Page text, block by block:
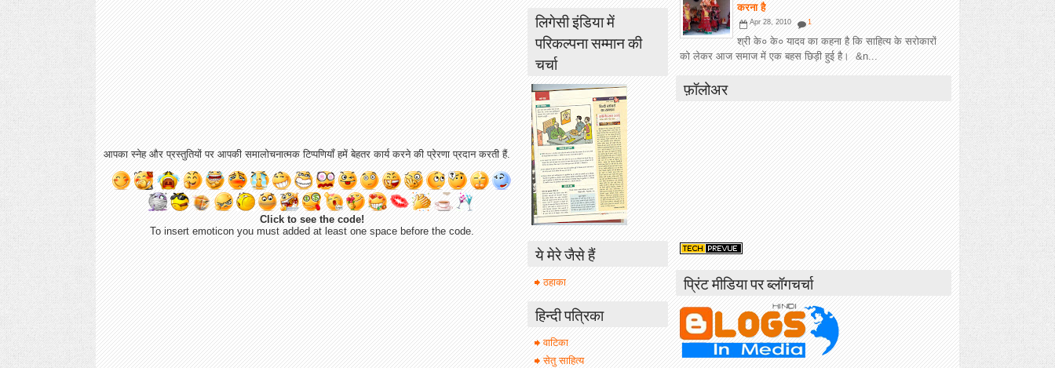
आपका स्नेह और प्रस्तुतियों पर आपकी समालोचनात्मक टिप्पणियाँ हमें बेहतर कार्य करने की प्रेरणा प्रदान करती हैं.
Click to see the code!
To insert emoticon you must added at least one space before the code.
करना है
Apr 28, 2010 1
श्री के० के० यादव का कहना है कि साहित्य के सरोकारों
को लेकर आज समाज में एक बहस छिड़ी हुई है। &n...
फ़ॉलोअर
प्रिंट मीडिया पर ब्लॉगचर्चा
लिगेसी इंडिया में
परिकल्पना सम्मान की
चर्चा
ये मेरे जैसे हैं
ठहाका
हिन्दी पत्रिका
वाटिका
सेतु साहित्य